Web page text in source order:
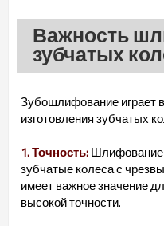
Важность
зубчатых
Зубошлифование играет
изготовления зубчатых
1. Точность:Шлифование
зубчатые колеса с
имеет важное значение
высокой точности.